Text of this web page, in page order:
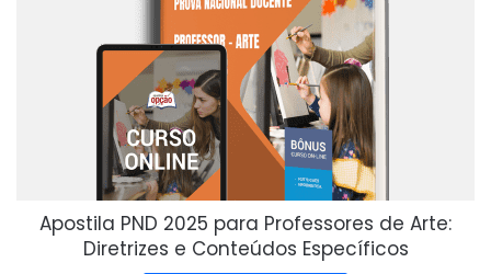
Apostila PND 2025 para Professores de Arte:
Diretrizes e Conteúdos Específicos